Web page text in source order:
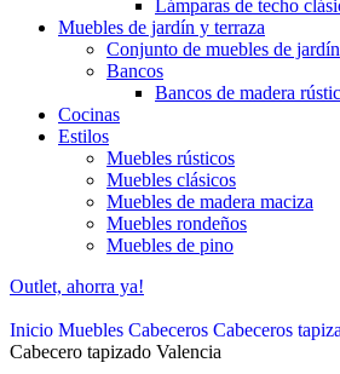
Lámparas de techo
Muebles de jardín y terraza
Conjunto de muebles de jardín
Bancos
Bancos de madera
Cocinas
Estilos
Muebles rústicos
Muebles clásicos
Muebles de madera maciza
Muebles rondeños
Muebles de pino
Outlet, ahorra ya!
Inicio Muebles Cabeceros Cabeceros
Cabecero tapizado Valencia